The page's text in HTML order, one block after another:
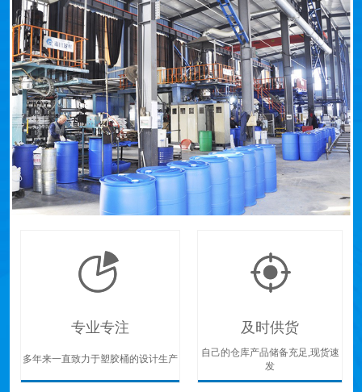
专业专注
多年来一直致力于塑胶桶的设计生产
及时供货
自己的仓库产品储备充足,现货速
发